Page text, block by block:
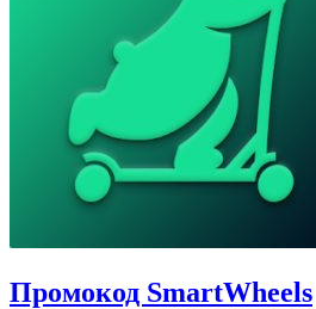
Промокод SmartWheels